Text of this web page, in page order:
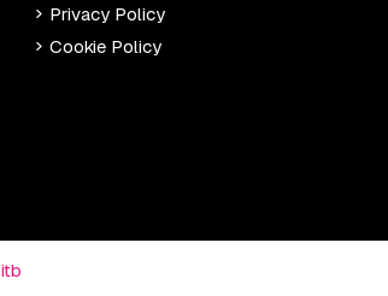
Privacy Policy
Cookie Policy